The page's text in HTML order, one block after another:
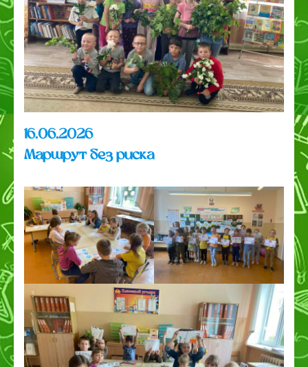
16.06.2026
Маршрут без риска